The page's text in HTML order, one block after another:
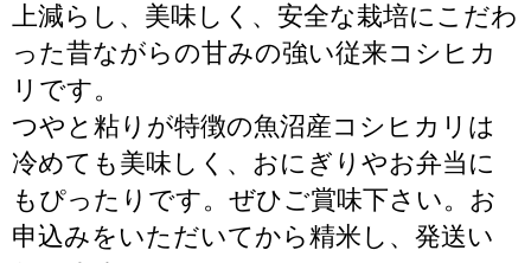
上減らし、美味しく、安全な栽培にこだわ
った昔ながらの甘みの強い従来コシヒカ
リです。
つやと粘りが特徴の魚沼産コシヒカリは
冷めても美味しく、おにぎりやお弁当に
もぴったりです。ぜひご賞味下さい。お
申込みをいただいてから精米し、発送い